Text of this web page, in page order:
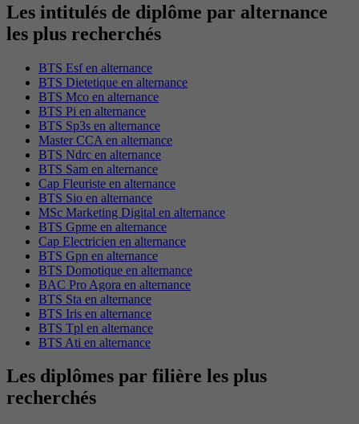
Les intitulés de diplôme par alternance
les plus recherchés
BTS Esf en alternance
BTS Dietetique en alternance
BTS Mco en alternance
BTS Pi en alternance
BTS Sp3s en alternance
Master CCA en alternance
BTS Ndrc en alternance
BTS Sam en alternance
Cap Fleuriste en alternance
BTS Sio en alternance
MSc Marketing Digital en alternance
BTS Gpme en alternance
Cap Electricien en alternance
BTS Gpn en alternance
BTS Domotique en alternance
BAC Pro Agora en alternance
BTS Sta en alternance
BTS Iris en alternance
BTS Tpl en alternance
BTS Ati en alternance
Les diplômes par filière les plus
recherchés